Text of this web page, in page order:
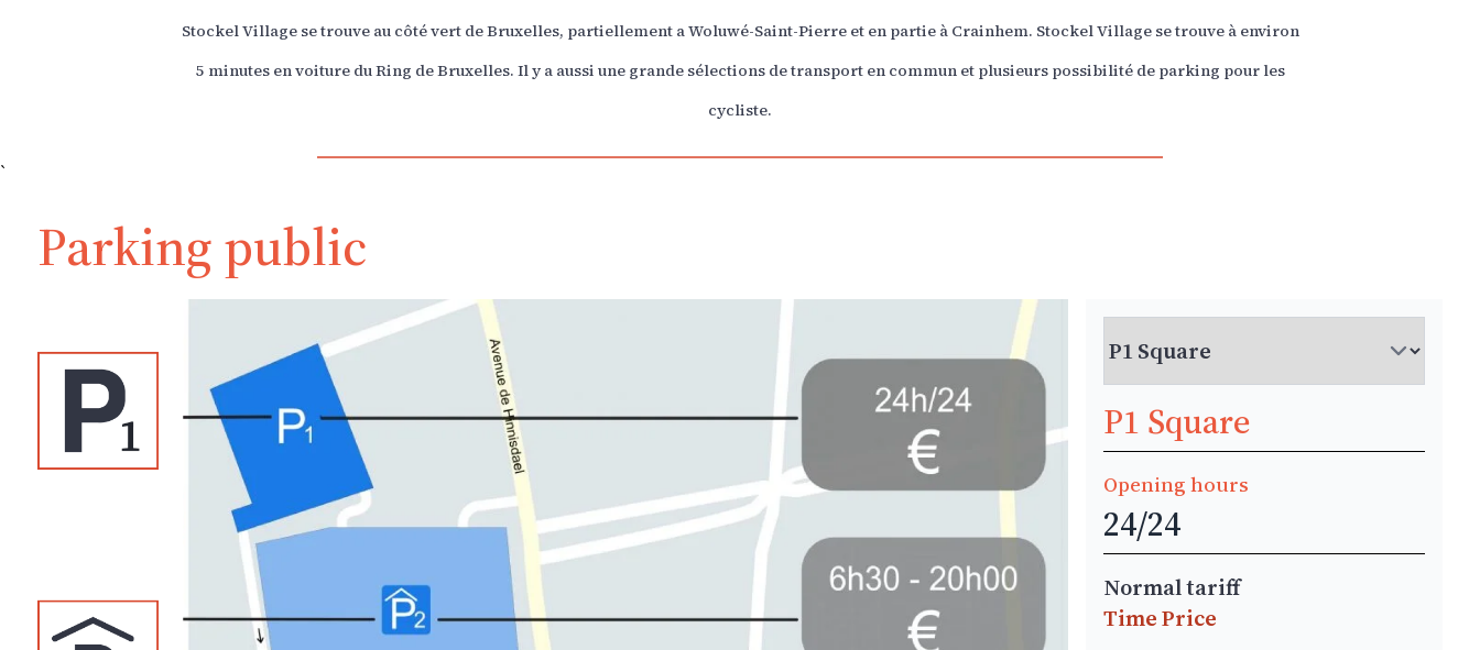
Stockel Village se trouve au côté vert de Bruxelles, partiellement a Woluwé-Saint-Pierre et en partie à Crainhem. Stockel Village se trouve à environ
5 minutes en voiture du Ring de Bruxelles. Il y a aussi une grande sélections de transport en commun et plusieurs possibilité de parking pour les
cycliste.
`
Parking public
P1 Square
Opening hours
24/24
Normal tariff
Time Price